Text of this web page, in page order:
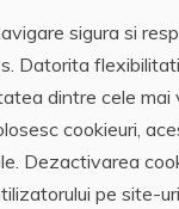
sigura si
Datorita
dintre cele
cookieuri,
Dezactivarea
pe site-